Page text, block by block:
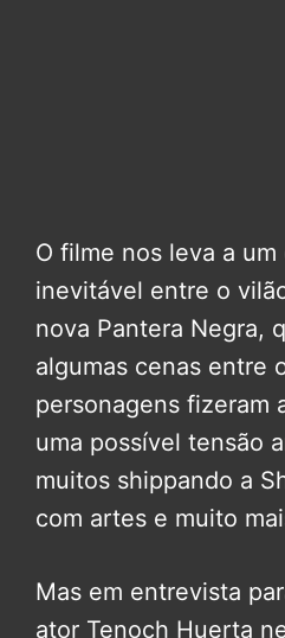
O filme nos leva a
inevitável entre o
nova Pantera Negra,
algumas cenas entre
personagens fizeram
uma possível tensão
muitos shippando a
com artes e muito
Mas em entrevista
ator Tenoch Huerta